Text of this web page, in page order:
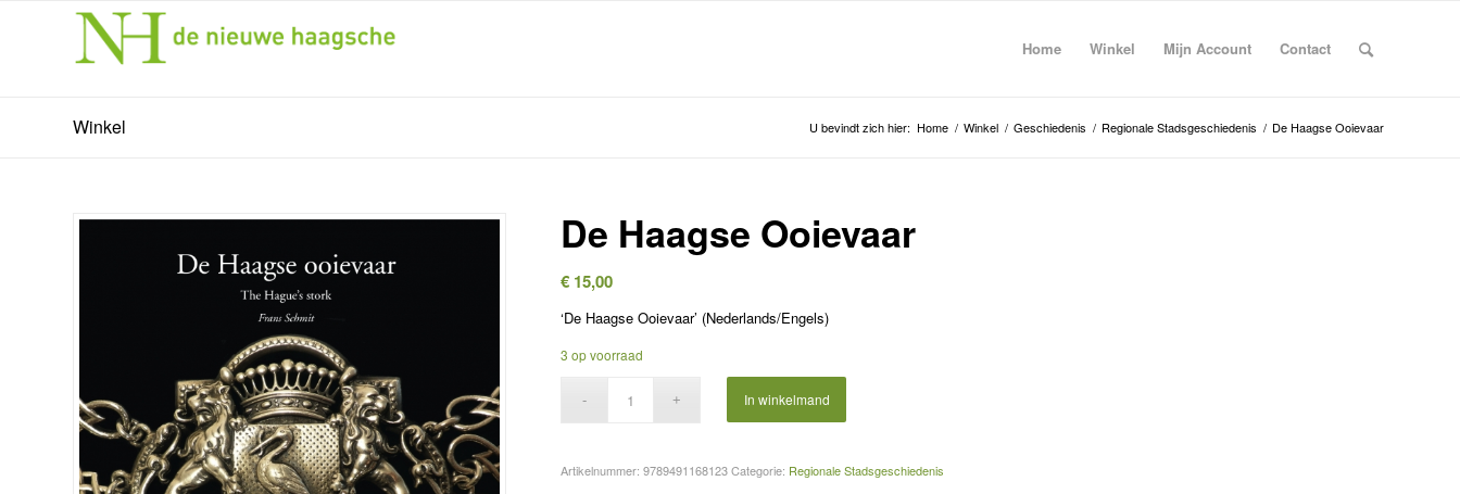
Home Winkel Mijn Account Contact
Winkel U bevindt zich hier: Home / Winkel / Geschiedenis / Regionale Stadsgeschiedenis / De Haagse Ooievaar
De Haagse Ooievaar
€ 15,00
‘De Haagse Ooievaar’ (Nederlands/Engels)
3 op voorraad
In winkelmand
Artikelnummer:9789491168123 Categorie: Regionale Stadsgeschiedenis